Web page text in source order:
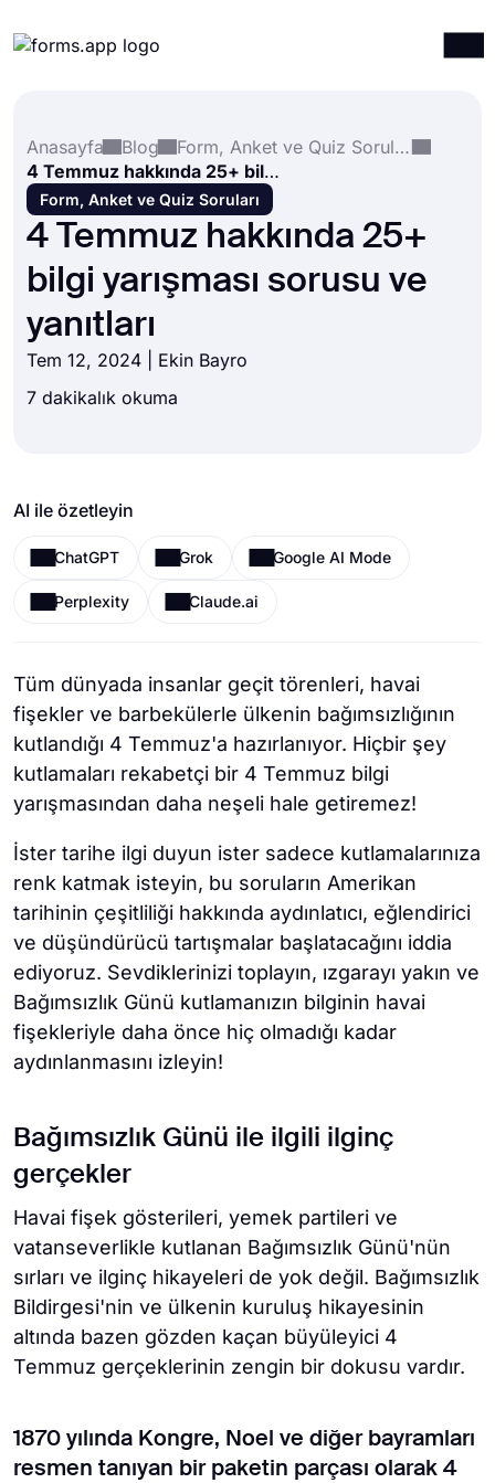
Entegrasyonlar
Şablonlar
Kaynaklar
Fiyatlandırma
Anasayfa
Blog
Form, Anket ve Quiz Soruları
4 Temmuz hakkında 25+ bilgi yarışması sorusu ve yanıtları
Form, Anket ve Quiz Soruları
4 Temmuz hakkında 25+
bilgi yarışması sorusu ve
yanıtları
Tem 12, 2024 | Ekin Bayro
7 dakikalık okuma
AI ile özetleyin
ChatGPT Grok Google AI Mode
Perplexity Claude.ai
Tüm dünyada insanlar geçit törenleri, havai
fişekler ve barbekülerle ülkenin bağımsızlığının
kutlandığı 4 Temmuz'a hazırlanıyor. Hiçbir şey
kutlamaları rekabetçi bir 4 Temmuz bilgi
yarışmasından daha neşeli hale getiremez!
İster tarihe ilgi duyun ister sadece kutlamalarınıza
renk katmak isteyin, bu soruların Amerikan
tarihinin çeşitliliği hakkında aydınlatıcı, eğlendirici
ve düşündürücü tartışmalar başlatacağını iddia
ediyoruz. Sevdiklerinizi toplayın, ızgarayı yakın ve
Bağımsızlık Günü kutlamanızın bilginin havai
fişekleriyle daha önce hiç olmadığı kadar
aydınlanmasını izleyin!
Bağımsızlık Günü ile ilgili ilginç
gerçekler
Havai fişek gösterileri, yemek partileri ve
vatanseverlikle kutlanan Bağımsızlık Günü'nün
sırları ve ilginç hikayeleri de yok değil. Bağımsızlık
Bildirgesi'nin ve ülkenin kuruluş hikayesinin
altında bazen gözden kaçan büyüleyici 4
Temmuz gerçeklerinin zengin bir dokusu vardır.
1870 yılında Kongre, Noel ve diğer bayramları
resmen tanıyan bir paketin parçası olarak 4